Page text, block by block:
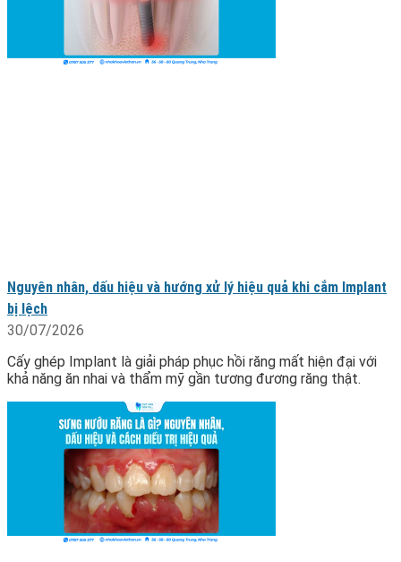
Nguyên nhân, dấu hiệu và hướng xử lý hiệu quả khi cắm Implant
bị lệch
30/07/2026
Cấy ghép Implant là giải pháp phục hồi răng mất hiện đại với
khả năng ăn nhai và thẩm mỹ gần tương đương răng thật.